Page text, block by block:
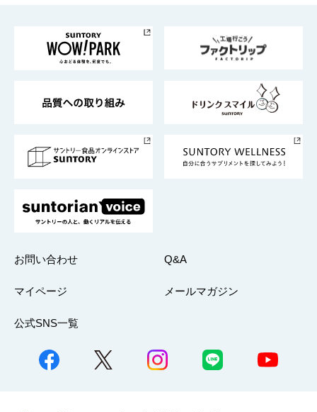
地域情報
サントリーサンバーズ大阪
サントリーが考えるサステナビリティ経営
企業概要
採用情報
お問い合わせ Q&A
マイページ メールマガジン
公式SNS一覧